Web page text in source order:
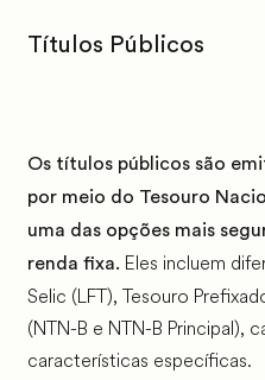
Títulos Públicos
Os títulos públicos são
por meio do Tesouro
uma das opções mais
renda fixa. Eles incluem
Selic (LFT), Tesouro
(NTN-B e NTN-B Principal),
características específicas.